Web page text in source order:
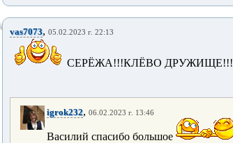
vas7073, 05.02.2023 г. 22:13
СЕРЁЖА!!!КЛЁВО ДРУЖИЩЕ!!!
igrok232, 06.02.2023 г. 13:46
Василий спасибо большое